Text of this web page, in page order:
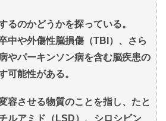
るのかどうかを探っている。
中や外傷性脳損傷（TBI）、さら
やパーキンソン病を含む脳疾患の
可能性がある。
容させる物質のことを指し、たと
ルアミド（LSD）、シロシビン